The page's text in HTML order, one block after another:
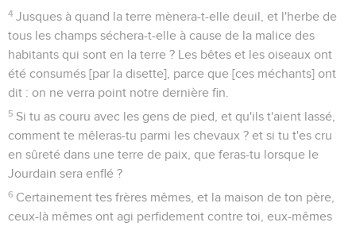
4 Jusques à quand la terre mènera-t-elle deuil, et l'herbe de
tous les champs séchera-t-elle à cause de la malice des
habitants qui sont en la terre ? Les bêtes et les oiseaux ont
été consumés [par la disette], parce que [ces méchants] ont
dit : on ne verra point notre dernière fin.
5 Si tu as couru avec les gens de pied, et qu'ils t'aient lassé,
comment te mêleras-tu parmi les chevaux ? et si tu t'es cru
en sûreté dans une terre de paix, que feras-tu lorsque le
Jourdain sera enflé ?
6 Certainement tes frères mêmes, et la maison de ton père,
ceux-là mêmes ont agi perfidement contre toi, eux-mêmes